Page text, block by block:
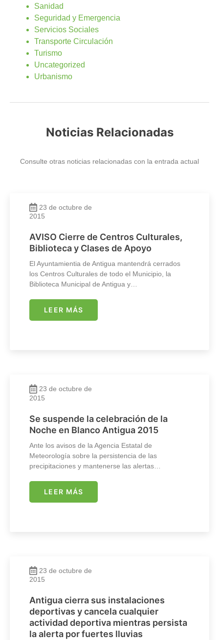
Sanidad
Seguridad y Emergencia
Servicios Sociales
Transporte Circulación
Turismo
Uncategorized
Urbanismo
Noticias Relacionadas
Consulte otras noticias relacionadas con la entrada actual
23 de octubre de
2015
AVISO Cierre de Centros Culturales,
Biblioteca y Clases de Apoyo
El Ayuntamientia de Antigua mantendrá cerrados
los Centros Culturales de todo el Municipio, la
Biblioteca Municipal de Antigua y…
LEER MÁS
23 de octubre de
2015
Se suspende la celebración de la
Noche en Blanco Antigua 2015
Ante los avisos de la Agencia Estatal de
Meteorología sobre la persistencia de las
precipitaciones y mantenerse las alertas…
LEER MÁS
23 de octubre de
2015
Antigua cierra sus instalaciones
deportivas y cancela cualquier
actividad deportiva mientras persista
la alerta por fuertes lluvias